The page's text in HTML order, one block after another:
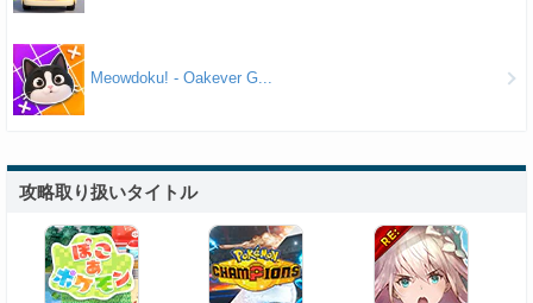
Meowdoku! - Oakever G...
攻略取り扱いタイトル